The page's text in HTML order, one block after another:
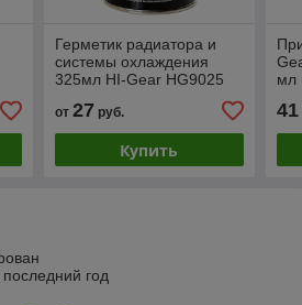
Герметик радиатора и
системы охлаждения
325мл HI-Gear HG9025
от 27 руб.
Купить
мл
41
год